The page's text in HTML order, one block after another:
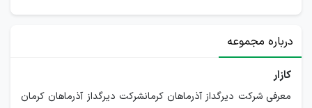
درباره مجموعه
کازار
معرفی شرکت دیرگداز آذرماهان کرمانشرکت دیرگداز آذرماهان کرمان